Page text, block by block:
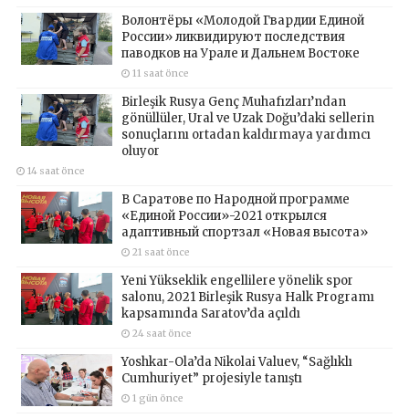
Волонтёры «Молодой Гвардии Единой
России» ликвидируют последствия
паводков на Урале и Дальнем Востоке
11 saat önce
Birleşik Rusya Genç Muhafızları’ndan
gönüllüler, Ural ve Uzak Doğu’daki sellerin
sonuçlarını ortadan kaldırmaya yardımcı
oluyor
14 saat önce
В Саратове по Народной программе
«Единой России»-2021 открылся
адаптивный спортзал «Новая высота»
21 saat önce
Yeni Yükseklik engellilere yönelik spor
salonu, 2021 Birleşik Rusya Halk Programı
kapsamında Saratov’da açıldı
24 saat önce
Yoshkar-Ola’da Nikolai Valuev, “Sağlıklı
Cumhuriyet” projesiyle tanıştı
1 gün önce